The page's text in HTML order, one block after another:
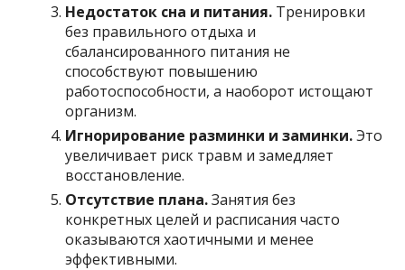
Недостаток сна и питания. Тренировки
без правильного отдыха и
сбалансированного питания не
способствуют повышению
работоспособности, а наоборот истощают
организм.
Игнорирование разминки и заминки.Это
увеличивает риск травм и замедляет
восстановление.
Отсутствие плана.Занятия без
конкретных целей и расписания часто
оказываются хаотичными и менее
эффективными.